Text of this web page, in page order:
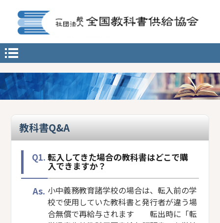
教科書Q&A
Q1. 転入してきた場合の教科書はどこで購
入できますか？
As. 小中義務教育諸学校の場合は、転入前の学
校で使用していた教科書と発行者が違う場
合無償で再給与されます 転出時に「転